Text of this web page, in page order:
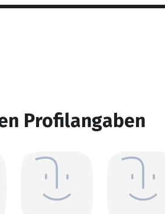
Profilangaben